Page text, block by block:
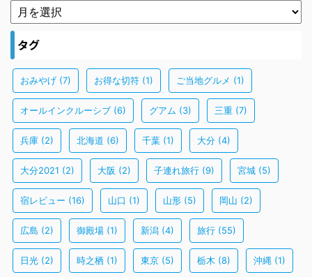
タグ
おみやげ (7) お得な切符 (1) ご当地グルメ (1)
オールインクルーシブ (6) グアム (3) 三重 (7)
兵庫 (2) 北海道 (6) 千葉 (1) 大分 (4)
大分2021 (2) 大阪 (2) 子連れ旅行 (9) 宮城 (5)
宿レビュー (16) 山口 (1) 山形 (5) 岡山 (2)
広島 (2) 御殿場 (1) 新潟 (4) 旅行 (55)
日光 (2) 時之栖 (1) 東京 (5) 栃木 (8) 沖縄 (1)